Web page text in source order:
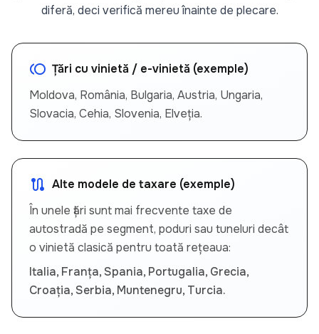
diferă, deci verifică mereu înainte de plecare.
toll Țări cu vinietă / e-vinietă (exemple)
Moldova, România, Bulgaria, Austria, Ungaria,
Slovacia, Cehia, Slovenia, Elveția.
route Alte modele de taxare (exemple)
În unele țări sunt mai frecvente taxe de
autostradă pe segment, poduri sau tuneluri decât
o vinietă clasică pentru toată rețeaua:
Italia, Franța, Spania, Portugalia, Grecia,
Croația, Serbia, Muntenegru, Turcia.